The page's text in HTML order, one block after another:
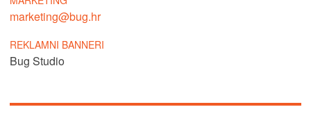
marketing@bug.hr
REKLAMNI BANNERI
Bug Studio